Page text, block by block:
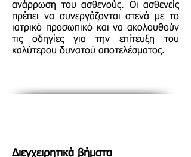
ανάρρωση του ασθενούς. Οι ασθενείς
πρέπει να συνεργάζονται στενά με το
ιατρικό προσωπικό και να ακολουθούν
τις οδηγίες για την επίτευξη του
καλύτερου δυνατού αποτελέσματος.
Διεγχειρητικά βήματα